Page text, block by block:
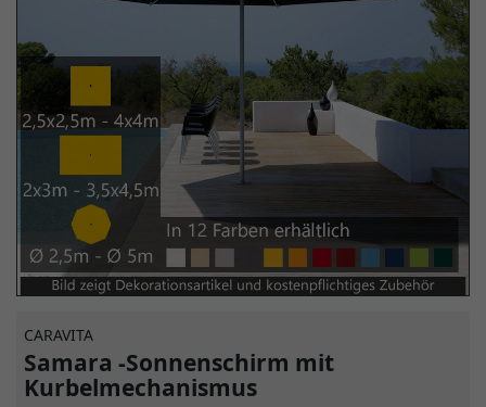
CARAVITA
Samara -Sonnenschirm mit
Kurbelmechanismus